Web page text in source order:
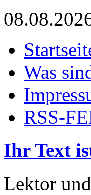
Was
RSS-
Ihr Text
Lektor